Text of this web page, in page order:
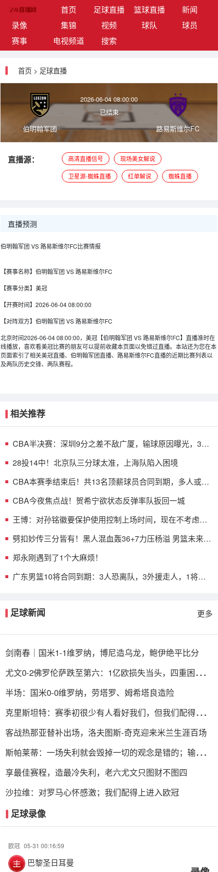
首页(current)足球直播 篮球直播
新闻
录像
集锦 视频 球队
球员
赛事
电视频道 搜索
首页 > 足球直播
伯明翰军团
2026-06-04 08:00:00
已结束
路易斯维尔FC
直播源： 高清直播信号 现场美女解说
卫星源-蜘蛛直播 红单解说 蜘蛛直播
直播预测
伯明翰军团 VS 路易斯维尔FC比赛情报
【赛事名称】 伯明翰军团 VS 路易斯维尔FC
【赛事分类】 美冠
【开赛时间】 2026-06-04 08:00:00
【对阵双方】 伯明翰军团 VS 路易斯维尔FC
北京时间2026-06-04 08:00:00，美冠【伯明翰军团 VS 路易斯维尔FC】直播准时在
线播放，喜欢看美冠比赛的朋友可以提前收藏本页面以免错过直播。本站还为您在本
页面索引了相关美冠直播、伯明翰军团直播、路易斯维尔FC直播的近期比赛列表以
及两队历史交锋、两队赛程。
相关推荐
CBA半决赛：深圳9分之差不敌广厦，输球原因曝光，3人
28投14中！北京队三分球太准，上海队陷入困境
CBA本赛季结束后！共13名顶薪球员合同到期，多人或遭
CBA今夜焦点战！贺希宁欲状态反弹率队扳回一城
王博：对孙铭徽要保护使用控制上场时间，现在不考虑总
劈扣妙传三分皆有！黑人混血轰36+7力压杨溢 男篮未来十
郑永刚遇到了1个大麻烦！
广东男篮10将合同到期：3人恐离队，3外援走人，1将或
足球新闻 更多
剑南春｜国米1-1维罗纳，博尼造乌龙，鲍伊绝平比分
尤文0-2佛罗伦萨跌至第六：1亿欧损失当头，四重困局谁
半场：国米0-0维罗纳，劳塔罗、姆希塔良造险
克里斯坦特：赛季初很少有人看好我们，但我们配得上进
客战热那亚替补出场，洛夫图斯-奇克迎来米兰生涯百场
斯帕莱蒂：一场失利就会毁掉一切的观念是错的；输球责
享最佳赛程，造最冷失利，老六尤文只图财不图四
沙拉维：对罗马心怀感激；我们配得上进入欧冠
足球录像
欧冠 05-31 00:16:59
巴黎圣日耳曼